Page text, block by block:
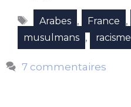
Étiquettes
Arabes , France ,
musulmans , racisme
7 commentaires